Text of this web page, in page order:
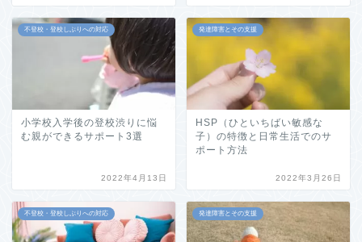
不登校・登校しぶりへの対応
小学校入学後の登校渋りに悩
む親ができるサポート3選
2022年4月13日
発達障害とその支援
HSP（ひといちばい敏感な
子）の特徴と日常生活でのサ
ポート方法
2022年3月26日
不登校・登校しぶりへの対応 発達障害とその支援